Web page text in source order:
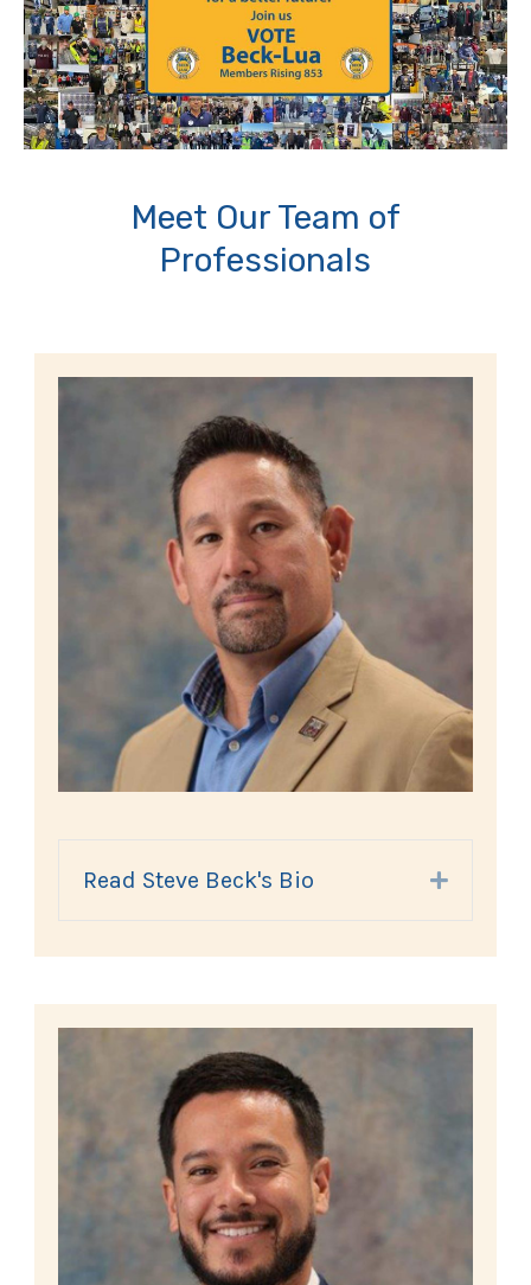
Meet Our Team of
Professionals
Read Steve Beck's Bio Expand